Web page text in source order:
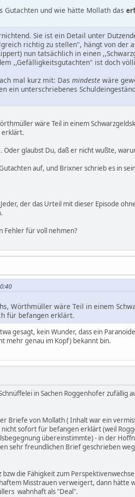
Gutachten und wie hätte Mollath das
Sie ist ein Detail unter
richtig zu stellen", hängt von der
nun tatsächlich in einen
,,Gefälligkeitsgutachten" ist doch
mal kurz mit: Das mindeste wäre
ein unterschriebenes
wäre Teil in einem
erklärt.
Oder glaubst Du, daß er nicht wußte,
auf, und Brixner schrieb es in
der das Urteil mit dieser Episode
Fehler für voll nehmen?
Wörthmüller wäre Teil in einem
für befangen erklärt.
gesagt, kein Wunder, dass ein
mehr genau im Kopf) bekannt bin.
in Sachen Roggenhofer
Briefe von Mollath ( Inhalt war ein
sofort für befangen erklärt (weil
übereinstimmte) - in der
sehr freundlichen Brief geschrieben
die Fähigkeit zum
Misstrauen verweigert, dann hätte
wahnhaft als "Deal".